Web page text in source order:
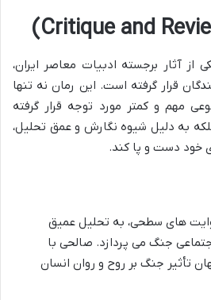
از آثار برجسته ادبیات معاصر ایران،
قرار گرفته است. این رمان نه تنها
مهم و کمتر مورد توجه قرار گرفته
به دلیل شیوه نگارش و عمق تحلیل،
خود دست و پا کند.
های سطحی، به تحلیل عمیق
جنگ می پردازد. صالحی با
تأثیر جنگ بر روح و روان انسان